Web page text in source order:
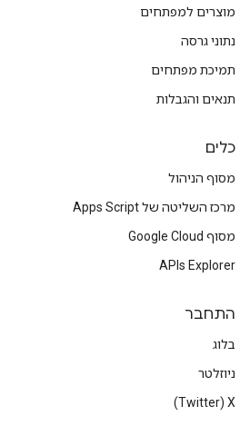
מוצרים למפתחים
נתוני גרסה
תמיכת מפתחים
תנאים והגבלות
כלים
מסוף הניהול
מרכז השליטה של Apps Script
מסוף Google Cloud
APIs Explorer
התחבר
בלוג
ניוזלטר
X‏ (Twitter)